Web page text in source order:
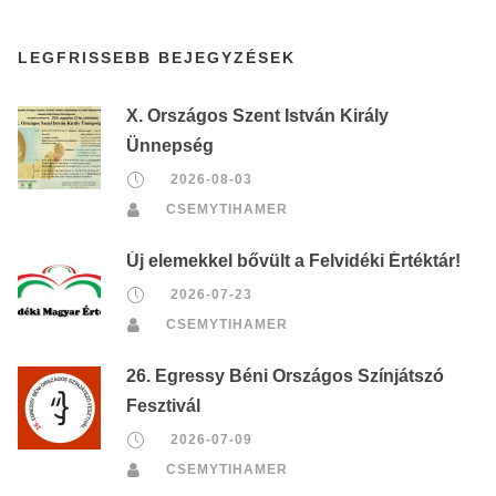
LEGFRISSEBB BEJEGYZÉSEK
X. Országos Szent István Király
Ünnepség
2026-08-03
CSEMYTIHAMER
Új elemekkel bővült a Felvidéki Értéktár!
2026-07-23
CSEMYTIHAMER
26. Egressy Béni Országos Színjátszó
Fesztivál
2026-07-09
CSEMYTIHAMER